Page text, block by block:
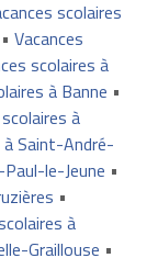
scolaires
• Vacances
scolaires à
à Banne •
à
à Saint-André-
le-Jeune •
•
à
Graillouse •